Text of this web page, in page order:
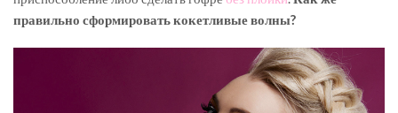
правильно сформировать кокетливые волны?